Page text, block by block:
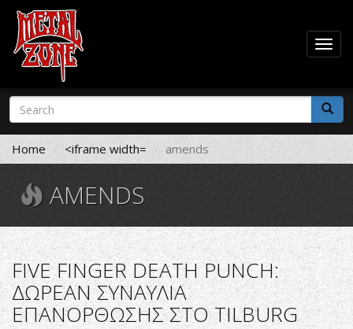
Skip
main
content
Search
form
Search
Home <iframe width= amends
AMENDS
FIVE FINGER DEATH PUNCH:
ΔΩΡΕΑΝ ΣΥΝΑΥΛΙΑ
ΕΠΑΝΟΡΘΩΣΗΣ ΣΤΟ TILBURG